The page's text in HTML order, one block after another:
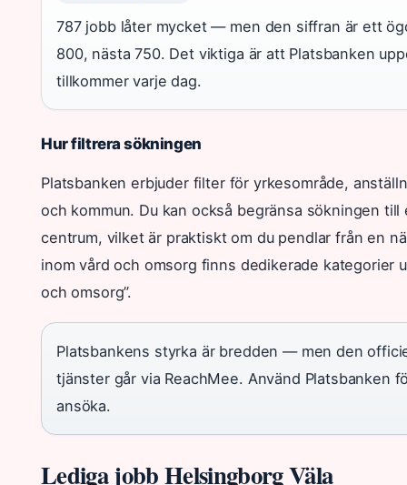
787 jobb låter mycket — men den siffran är ett
800, nästa 750. Det viktiga är att Platsbanken
tillkommer varje dag.
Hur filtrera sökningen
Platsbanken erbjuder filter för yrkesområde,
och kommun. Du kan också begränsa sökningen
centrum, vilket är praktiskt om du pendlar från en
inom vård och omsorg finns dedikerade kategorier
och omsorg”.
Platsbankens styrka är bredden — men den
tjänster går via ReachMee. Använd Platsbanken
ansöka.
Lediga jobb Helsingborg Väla